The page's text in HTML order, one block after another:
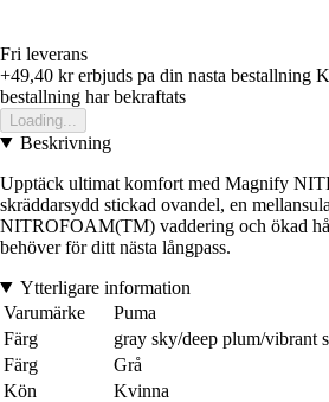
Fri leverans
+49,40 krerbjuds pa din nasta bestallning
bestallning har bekraftats
Loading...
Beskrivning
Upptäck ultimat komfort med Magnify
skräddarsydd stickad ovandel, en
NITROFOAM(TM) vaddering och ökad
behöver för ditt nästa långpass.
Ytterligare information
Varumärke
Puma
Färg
gray sky/deep plum/vibrant
Färg
Grå
Kön
Kvinna